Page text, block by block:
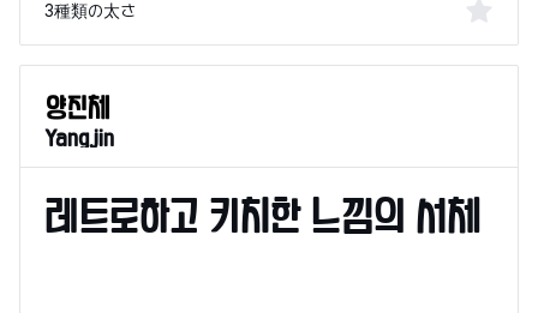
3種類の太さ
Yangjin